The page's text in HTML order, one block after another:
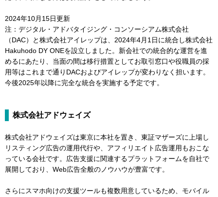
2024年10月15日更新
注：デジタル・アドバタイジング・コンソーシアム株式会社
（DAC）と株式会社アイレップは、2024年4月1日に統合し株式会社
Hakuhodo DY ONEを設立しました。新会社での統合的な運営を進
めるにあたり、当面の間は移行措置としてお取引窓口や役職員の採
用等はこれまで通りDACおよびアイレップが変わりなく担います。
今後2025年以降に完全な統合を実施する予定です。
株式会社アドウェイズ
株式会社アドウェイズは東京に本社を置き、東証マザーズに上場し
リスティング広告の運用代行や、アフィリエイト広告運用もおこな
っている会社です。広告支援に関連するプラットフォームを自社で
展開しており、Web広告全般のノウハウが豊富です。
さらにスマホ向けの支援ツールも複数用意しているため、モバイル